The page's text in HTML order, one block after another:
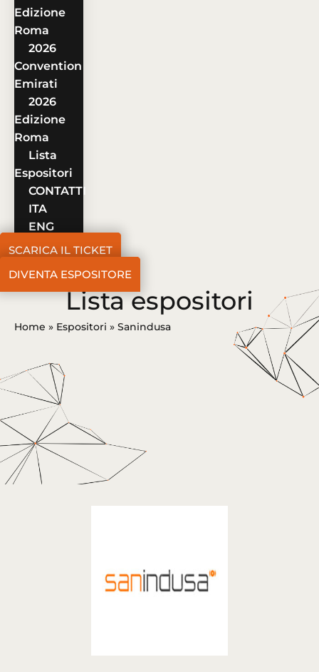
Edizione
Roma
2026
Convention
Emirati
2026
Edizione
Roma
Lista
Espositori
CONTATTI
ITA
ENG
SCARICA IL TICKET
DIVENTA ESPOSITORE
Lista espositori
Home » Espositori » Sanindusa